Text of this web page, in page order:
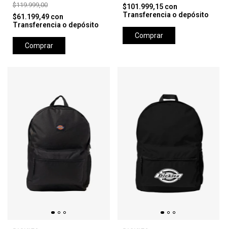
$119.999,00
$61.199,49 con
Transferencia o depósito
Comprar
$101.999,15 con
Transferencia o depósito
Comprar